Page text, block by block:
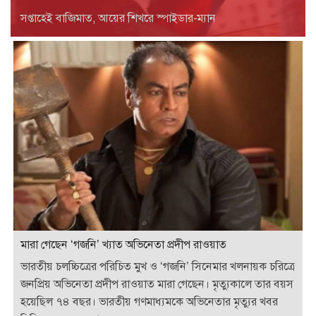
সপ্তাহেই বাজিমাত, আয়ের শিখরে স্পাইডার-ম্যান
মারা গেছেন ‘গজনি’ খ্যাত অভিনেতা প্রদীপ রাওয়াত
ভারতীয় চলচ্চিত্রের পরিচিত মুখ ও ‘গজনি’ সিনেমার খলনায়ক চরিত্রে
জনপ্রিয় অভিনেতা প্রদীপ রাওয়াত মারা গেছেন। মৃত্যুকালে তার বয়স
হয়েছিল ৭৪ বছর। ভারতীয় গণমাধ্যমকে অভিনেতার মৃত্যুর খবর